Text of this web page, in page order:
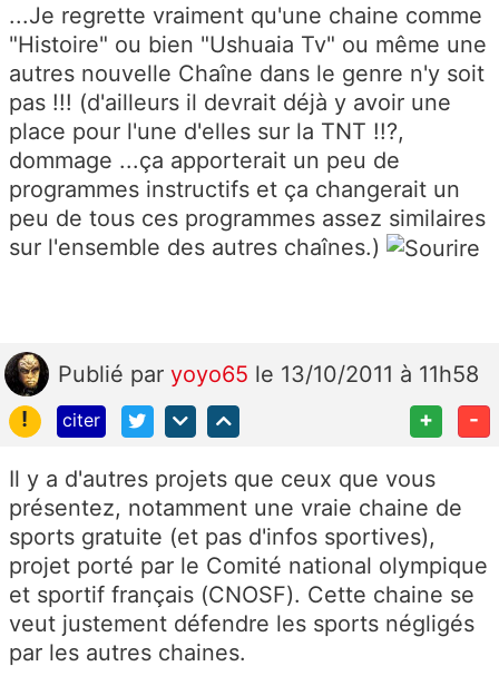
...Je regrette vraiment qu'une chaine comme
"Histoire" ou bien "Ushuaia Tv" ou même une
autres nouvelle Chaîne dans le genre n'y soit
pas !!! (d'ailleurs il devrait déjà y avoir une
place pour l'une d'elles sur la TNT !!?,
dommage ...ça apporterait un peu de
programmes instructifs et ça changerait un
peu de tous ces programmes assez similaires
sur l'ensemble des autres chaînes.)
Publié par yoyo65 le 13/10/2011 à 11h58
!
citer + -
Il y a d'autres projets que ceux que vous
présentez, notamment une vraie chaine de
sports gratuite (et pas d'infos sportives),
projet porté par le Comité national olympique
et sportif français (CNOSF). Cette chaine se
veut justement défendre les sports négligés
par les autres chaines.